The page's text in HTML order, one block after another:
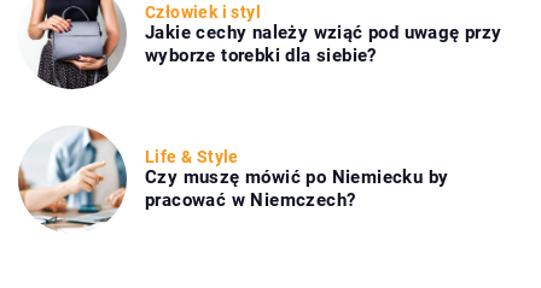
Człowiek i styl
Jakie cechy należy wziąć pod uwagę przy
wyborze torebki dla siebie?
Life & Style
Czy muszę mówić po Niemiecku by
pracować w Niemczech?